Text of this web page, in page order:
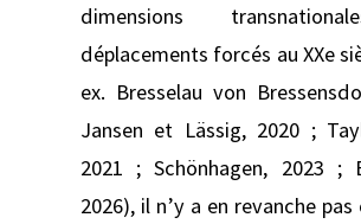
dimensions
déplacements forcés au XXe
ex. Bresselau von
Jansen et Lässig, 2020 ;
2021 ; Schönhagen, 2023 ;
2026), il n’y a en revanche